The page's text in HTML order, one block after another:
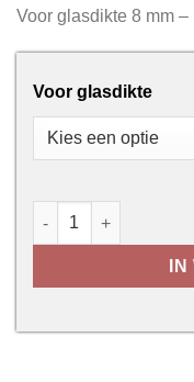
Voor glasdikte 8 mm
Voor glasdikte
Afdichtingsprofiel